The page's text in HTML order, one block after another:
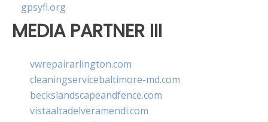
gpsyfl.org
MEDIA PARTNER III
vwrepairarlington.com
cleaningservicebaltimore-md.com
beckslandscapeandfence.com
vistaaltadelveramendi.com